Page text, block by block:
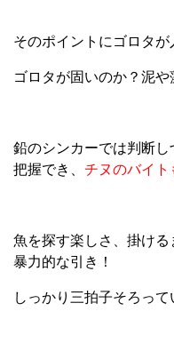
そのポイントにゴロタが
ゴロタが固いのか？泥
鉛のシンカーでは判断
把握でき、 チヌのバイト
魚を探す楽しさ、掛け
暴力的な引き！
しっかり三拍子そろって